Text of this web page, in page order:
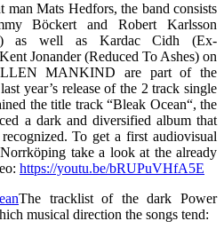
man Mats Hedfors, the band consists
Böckert and Robert Karlsson
as well as Kardac Cidh (Ex-
Jonander (Reduced To Ashes) on
MANKIND are part of the
year’s release of the 2 track single
the title track “Bleak Ocean“, the
a dark and diversified album that
To get a first audiovisual
take a look at the already
https://youtu.be/bRUPuVHfA5E
The tracklist of the dark Power
musical direction the songs tend: